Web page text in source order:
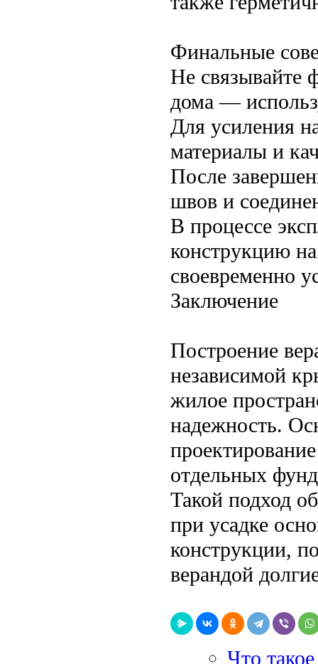
Финальные
Не связывайте
дома —
Для усиления
материалы и
После
швов и
В процессе
конструкцию
своевременно
Заключение
Построение
независимой
жилое
надежность.
отдельных
Такой подход
при усадке
конструкции,
верандой
Что